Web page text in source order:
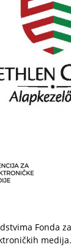
Fonda
medija.